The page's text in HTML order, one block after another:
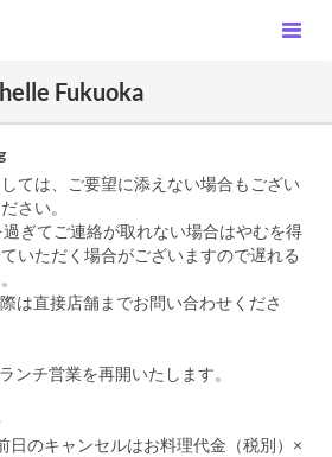
Fukuoka
ては、ご要望に添えない場合もござい
さい。
ぎてご連絡が取れない場合はやむを得
いただく場合がございますので遅れる
は直接店舗までお問い合わせくださ
ンチ営業を再開いたします。
日のキャンセルはお料理代金（税別）×